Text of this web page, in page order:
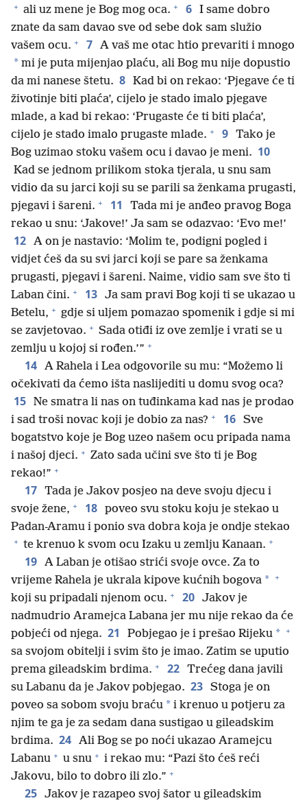
+ ali uz mene je Bog mog oca. + 6 I same dobro
znate da sam davao sve od sebe dok sam služio
vašem ocu. + 7 A vaš me otac htio prevariti i mnogo
* mi je puta mijenjao plaću, ali Bog mu nije dopustio
da mi nanese štetu. 8 Kad bi on rekao: ‘Pjegave će ti
životinje biti plaća’, cijelo je stado imalo pjegave
mlade, a kad bi rekao: ‘Prugaste će ti biti plaća’,
cijelo je stado imalo prugaste mlade. + 9 Tako je
Bog uzimao stoku vašem ocu i davao je meni. 10
Kad se jednom prilikom stoka tjerala, u snu sam
vidio da su jarci koji su se parili sa ženkama prugasti,
pjegavi i šareni. + 11
Tada mi je anđeo pravog Boga
rekao u snu: ‘Jakove!’ Ja sam se odazvao: ‘Evo me!’
12 A on je nastavio: ‘Molim te, podigni pogled i
vidjet ćeš da su svi jarci koji se pare sa ženkama
prugasti, pjegavi i šareni. Naime, vidio sam sve što ti
Laban čini. + 13 Ja sam pravi Bog koji ti se ukazao u
Betelu, + gdje si uljem pomazao spomenik i gdje si mi
se zavjetovao. + Sada otiđi iz ove zemlje i vrati se u
zemlju u kojoj si rođen.’” +
14 A Rahela i Lea odgovorile su mu: “Možemo li
očekivati da ćemo išta naslijediti u domu svog oca?
15 Ne smatra li nas on tuđinkama kad nas je prodao
i sad troši novac koji je dobio za nas? + 16 Sve
bogatstvo koje je Bog uzeo našem ocu pripada nama
i našoj djeci. + Zato sada učini sve što ti je Bog
rekao!” +
17 Tada je Jakov posjeo na deve svoju djecu i
svoje žene, + 18 poveo svu stoku koju je stekao u
Padan-Aramu i ponio sva dobra koja je ondje stekao
+ te krenuo k svom ocu Izaku u zemlju Kanaan. +
19 A Laban je otišao strići svoje ovce. Za to
vrijeme Rahela je ukrala kipove kućnih bogova * +
koji su pripadali njenom ocu. + 20 Jakov je
nadmudrio Aramejca Labana jer mu nije rekao da će
pobjeći od njega. 21 Pobjegao je i prešao Rijeku * +
sa svojom obitelji i svim što je imao. Zatim se uputio
prema gileadskim brdima. + 22 Trećeg dana javili
su Labanu da je Jakov pobjegao. 23 Stoga je on
poveo sa sobom svoju braću * i krenuo u potjeru za
njim te ga je za sedam dana sustigao u gileadskim
brdima. 24 Ali Bog se po noći ukazao Aramejcu
Labanu + u snu + i rekao mu: “Pazi što ćeš reći
Jakovu, bilo to dobro ili zlo.” +
25 Jakov je razapeo svoj šator u gileadskim